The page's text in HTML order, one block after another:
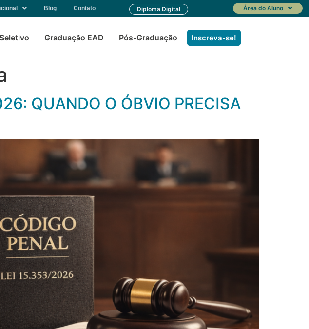
Blog Contato Diploma Digital Área do Aluno
Graduação EAD Pós-Graduação Inscreva-se!
QUANDO O ÓBVIO PRECISA